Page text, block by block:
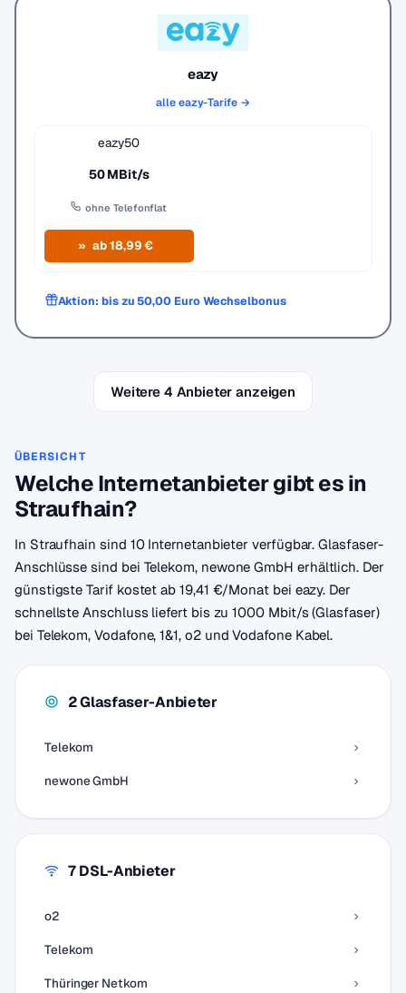
eazy
alle eazy-Tarife →
eazy50
50 MBit/s
ohne Telefonflat
ab 18,99 €
Aktion: bis zu 50,00 Euro Wechselbonus
Weitere 4 Anbieter anzeigen
ÜBERSICHT
Welche Internetanbieter gibt es in
Straufhain?
In Straufhain sind 10 Internetanbieter verfügbar. Glasfaser-
Anschlüsse sind bei Telekom, newone GmbH erhältlich. Der
günstigste Tarif kostet ab 19,41 €/Monat bei eazy. Der
schnellste Anschluss liefert bis zu 1000 Mbit/s (Glasfaser)
bei Telekom, Vodafone, 1&1, o2 und Vodafone Kabel.
2 Glasfaser-Anbieter
Telekom
newone GmbH
7 DSL-Anbieter
o2
Telekom
Thüringer Netkom